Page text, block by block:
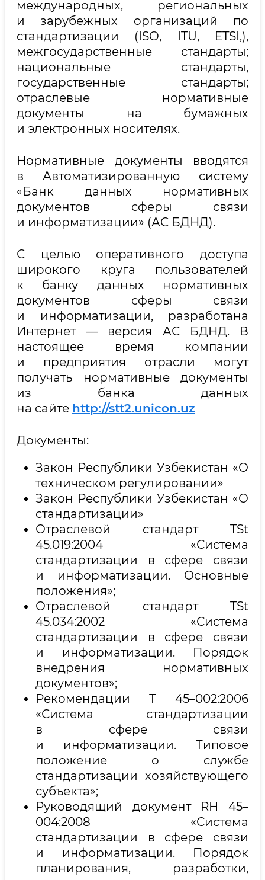
международных, региональных
и зарубежных организаций по
стандартизации (ISO, ITU, ETSI,),
межгосударственные стандарты;
национальные стандарты,
государственные стандарты;
отраслевые нормативные
документы на бумажных
и электронных носителях.
Нормативные документы вводятся
в Автоматизированную систему
«Банк данных нормативных
документов сферы связи
и информатизации» (АС БДНД).
С целью оперативного доступа
широкого круга пользователей
к банку данных нормативных
документов сферы связи
и информатизации, разработана
Интернет — версия АС БДНД. В
настоящее время компании
и предприятия отрасли могут
получать нормативные документы
из банка данных
на сайте http://stt2.unicon.uz
Документы:
Закон Республики Узбекистан «О
техническом регулировании»
Закон Республики Узбекистан «О
стандартизации»
Отраслевой стандарт TSt
45.019:2004 «Система
стандартизации в сфере связи
и информатизации. Основные
положения»;
Отраслевой стандарт TSt
45.034:2002 «Система
стандартизации в сфере связи
и информатизации. Порядок
внедрения нормативных
документов»;
Рекомендации Т 45–002:2006
«Система стандартизации
в сфере связи
и информатизации. Типовое
положение о службе
стандартизации хозяйствующего
субъекта»;
Руководящий документ RH 45–
004:2008 «Система
стандартизации в сфере связи
и информатизации. Порядок
планирования, разработки,